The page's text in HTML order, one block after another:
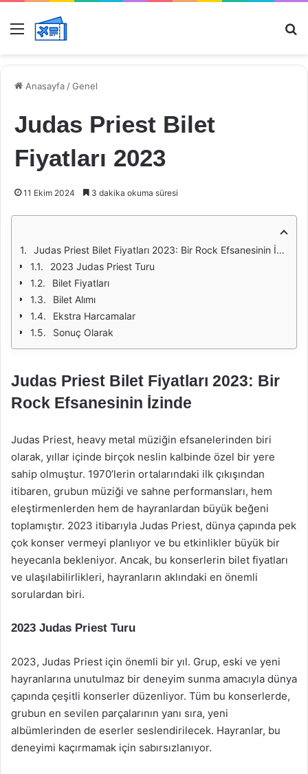
Menü
Anasayfa /Genel
Judas Priest Bilet
Fiyatları 2023
11 Ekim 2024 3 dakika okuma süresi
Judas Priest Bilet Fiyatları 2023: Bir Rock Efsanesinin İzinde
2023 Judas Priest Turu
Bilet Fiyatları
Bilet Alımı
Ekstra Harcamalar
Sonuç Olarak
Judas Priest Bilet Fiyatları 2023: Bir
Rock Efsanesinin İzinde
Judas Priest, heavy metal müziğin efsanelerinden biri
olarak, yıllar içinde birçok neslin kalbinde özel bir yere
sahip olmuştur. 1970’lerin ortalarındaki ilk çıkışından
itibaren, grubun müziği ve sahne performansları, hem
eleştirmenlerden hem de hayranlardan büyük beğeni
toplamıştır. 2023 itibarıyla Judas Priest, dünya çapında pek
çok konser vermeyi planlıyor ve bu etkinlikler büyük bir
heyecanla bekleniyor. Ancak, bu konserlerin bilet fiyatları
ve ulaşılabilirlikleri, hayranların aklındaki en önemli
sorulardan biri.
2023 Judas Priest Turu
2023, Judas Priest için önemli bir yıl. Grup, eski ve yeni
hayranlarına unutulmaz bir deneyim sunma amacıyla dünya
çapında çeşitli konserler düzenliyor. Tüm bu konserlerde,
grubun en sevilen parçalarının yanı sıra, yeni
albümlerinden de eserler seslendirilecek. Hayranlar, bu
deneyimi kaçırmamak için sabırsızlanıyor.